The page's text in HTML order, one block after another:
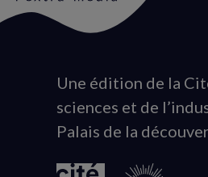
Animation
du
logo
Une édition de la
sciences et de
Palais de la